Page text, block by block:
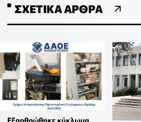
ΣΧΕΤΙΚΆ ΆΡΘΡΑ
Εξαρθρώθηκε κύκλωμα